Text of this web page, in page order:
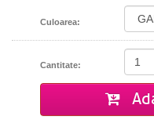
Culoarea:
Cantitate: